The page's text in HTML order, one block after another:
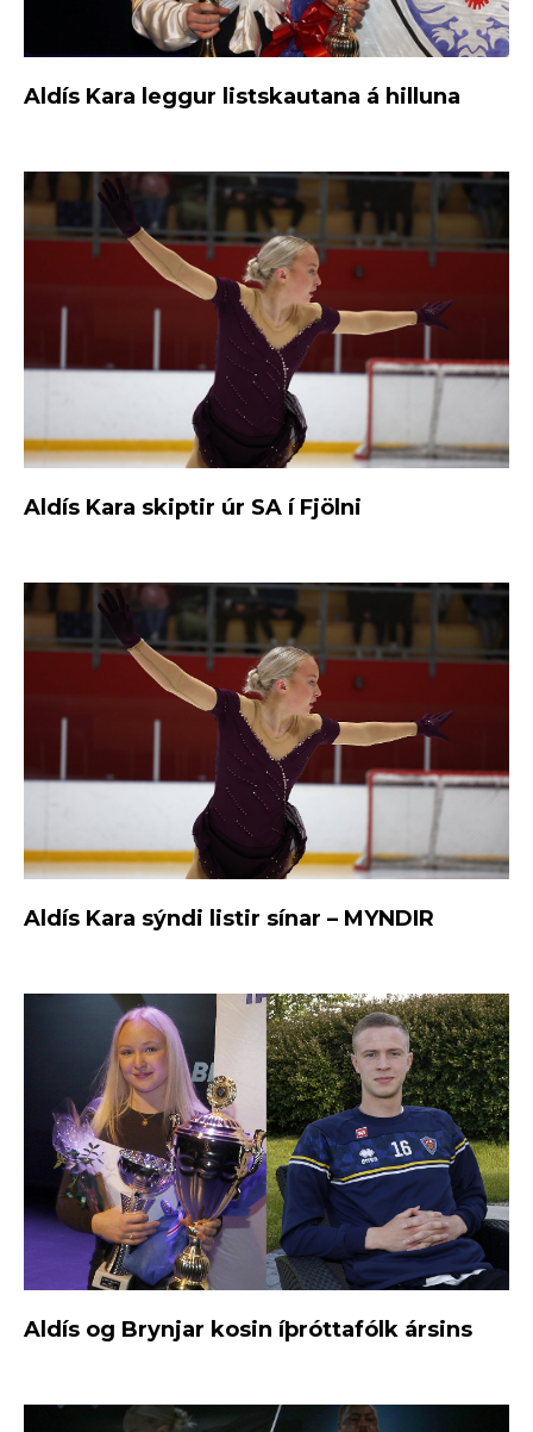
Aldís Kara leggur listskautana á hilluna
Aldís Kara skiptir úr SA í Fjölni
Aldís Kara sýndi listir sínar – MYNDIR
Aldís og Brynjar kosin íþróttafólk ársins